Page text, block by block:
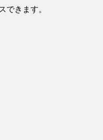
できます。